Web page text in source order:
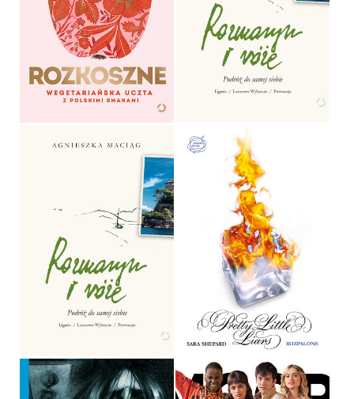
ROZKOSZNE
MICHAŁ KORKOSZ
OPRAWA TWARDA
59,99 ZŁ
ROZMARYN I RÓŻE
AGNIESZKA MACIĄG
OPRAWA TWARDA
59,90 ZŁ
ROZMARYN I RÓŻE
AGNIESZKA MACIĄG
OPRAWA MIĘKKA ZE SKRZYDEŁKAMI
49,90 ZŁ
ROZPALONE
SARA SHEPARD
OPRAWA MIĘKKA
34,90 ZŁ